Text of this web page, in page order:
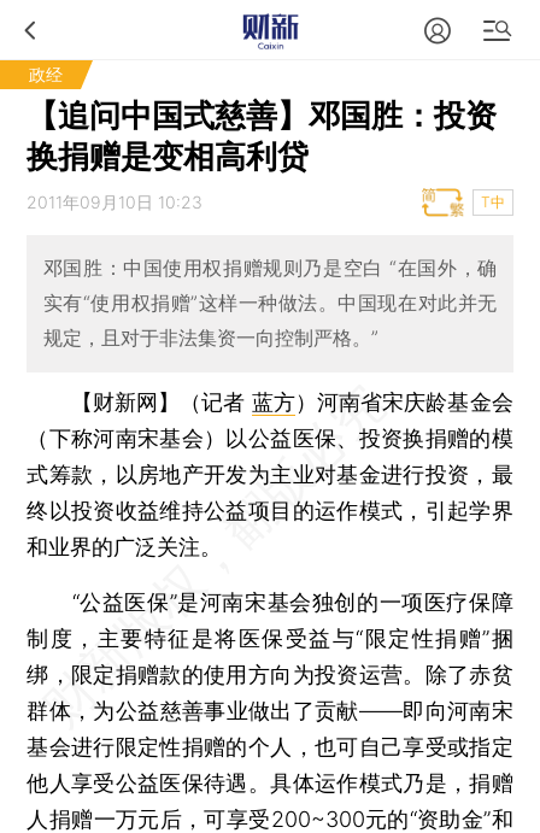
政经
【追问中国式慈善】邓国胜：投资
换捐赠是变相高利贷
2011年09月10日 10:23 T中
邓国胜：中国使用权捐赠规则乃是空白 “在国外，确
实有“使用权捐赠”这样一种做法。中国现在对此并无
规定，且对于非法集资一向控制严格。”
【财新网】（记者 蓝方） 河南省宋庆龄基金会
（下称河南宋基会）以公益医保、投资换捐赠的模
式筹款，以房地产开发为主业对基金进行投资，最
终以投资收益维持公益项目的运作模式，引起学界
和业界的广泛关注。
“公益医保”是河南宋基会独创的一项医疗保障
制度，主要特征是将医保受益与“限定性捐赠”捆
绑，限定捐赠款的使用方向为投资运营。除了赤贫
群体，为公益慈善事业做出了贡献——即向河南宋
基会进行限定性捐赠的个人，也可自己享受或指定
他人享受公益医保待遇。具体运作模式乃是，捐赠
人捐赠一万元后，可享受200~300元的“资助金”和